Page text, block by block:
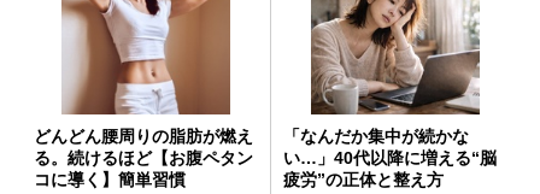
どんどん腰周りの脂肪が燃え
る。続けるほど【お腹ペタン
コに導く】簡単習慣
「なんだか集中が続かな
い…」40代以降に増える“脳
疲労”の正体と整え方